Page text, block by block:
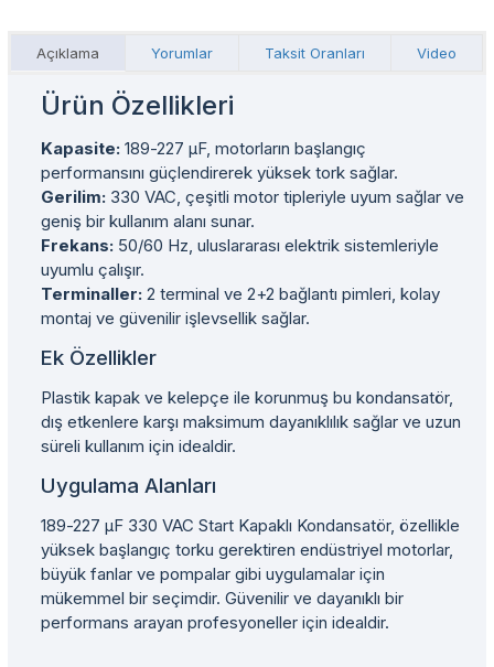
Açıklama Yorumlar Taksit Oranları Video
Ürün Özellikleri
Kapasite: 189-227 µF, motorların başlangıç
performansını güçlendirerek yüksek tork sağlar.
Gerilim: 330 VAC, çeşitli motor tipleriyle uyum sağlar ve
geniş bir kullanım alanı sunar.
Frekans: 50/60 Hz, uluslararası elektrik sistemleriyle
uyumlu çalışır.
Terminaller: 2 terminal ve 2+2 bağlantı pimleri, kolay
montaj ve güvenilir işlevsellik sağlar.
Ek Özellikler
Plastik kapak ve kelepçe ile korunmuş bu kondansatör,
dış etkenlere karşı maksimum dayanıklılık sağlar ve uzun
süreli kullanım için idealdir.
Uygulama Alanları
189-227 µF 330 VAC Start Kapaklı Kondansatör, özellikle
yüksek başlangıç torku gerektiren endüstriyel motorlar,
büyük fanlar ve pompalar gibi uygulamalar için
mükemmel bir seçimdir. Güvenilir ve dayanıklı bir
performans arayan profesyoneller için idealdir.